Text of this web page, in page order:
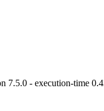
7.5.0 - execution-time